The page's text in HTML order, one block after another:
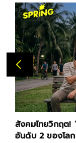
สังคมไทยวิกฤต!
อันดับ 2 ของโล